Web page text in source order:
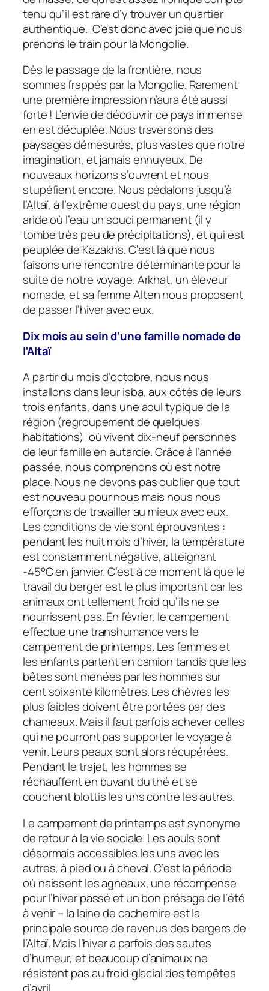
tenu qu’il est rare d’y trouver un quartier
authentique. C’est donc avec joie que nous
prenons le train pour la Mongolie.
Dès le passage de la frontière, nous
sommes frappés par la Mongolie. Rarement
une première impression n’aura été aussi
forte ! L’envie de découvrir ce pays immense
en est décuplée. Nous traversons des
paysages démesurés, plus vastes que notre
imagination, et jamais ennuyeux. De
nouveaux horizons s’ouvrent et nous
stupéfient encore. Nous pédalons jusqu’à
l’Altaï, à l’extrême ouest du pays, une région
aride où l’eau un souci permanent (il y
tombe très peu de précipitations), et qui est
peuplée de Kazakhs. C’est là que nous
faisons une rencontre déterminante pour la
suite de notre voyage. Arkhat, un éleveur
nomade, et sa femme Alten nous proposent
de passer l’hiver avec eux.
Dix mois au sein d’une famille nomade de
l’Altaï
A partir du mois d’octobre, nous nous
installons dans leur isba, aux côtés de leurs
trois enfants, dans une aoul typique de la
région (regroupement de quelques
habitations) où vivent dix-neuf personnes
de leur famille en autarcie. Grâce à l’année
passée, nous comprenons où est notre
place. Nous ne devons pas oublier que tout
est nouveau pour nous mais nous nous
efforçons de travailler au mieux avec eux.
Les conditions de vie sont éprouvantes :
pendant les huit mois d’hiver, la température
est constamment négative, atteignant
-45°C en janvier. C’est à ce moment là que le
travail du berger est le plus important car les
animaux ont tellement froid qu’ils ne se
nourrissent pas. En février, le campement
effectue une transhumance vers le
campement de printemps. Les femmes et
les enfants partent en camion tandis que les
bêtes sont menées par les hommes sur
cent soixante kilomètres. Les chèvres les
plus faibles doivent être portées par des
chameaux. Mais il faut parfois achever celles
qui ne pourront pas supporter le voyage à
venir. Leurs peaux sont alors récupérées.
Pendant le trajet, les hommes se
réchauffent en buvant du thé et se
couchent blottis les uns contre les autres.
Le campement de printemps est synonyme
de retour à la vie sociale. Les aouls sont
désormais accessibles les uns avec les
autres, à pied ou à cheval. C’est la période
où naissent les agneaux, une récompense
pour l’hiver passé et un bon présage de l’été
à venir – la laine de cachemire est la
principale source de revenus des bergers de
l’Altaï. Mais l’hiver a parfois des sautes
d’humeur, et beaucoup d’animaux ne
résistent pas au froid glacial des tempêtes
d’avril.